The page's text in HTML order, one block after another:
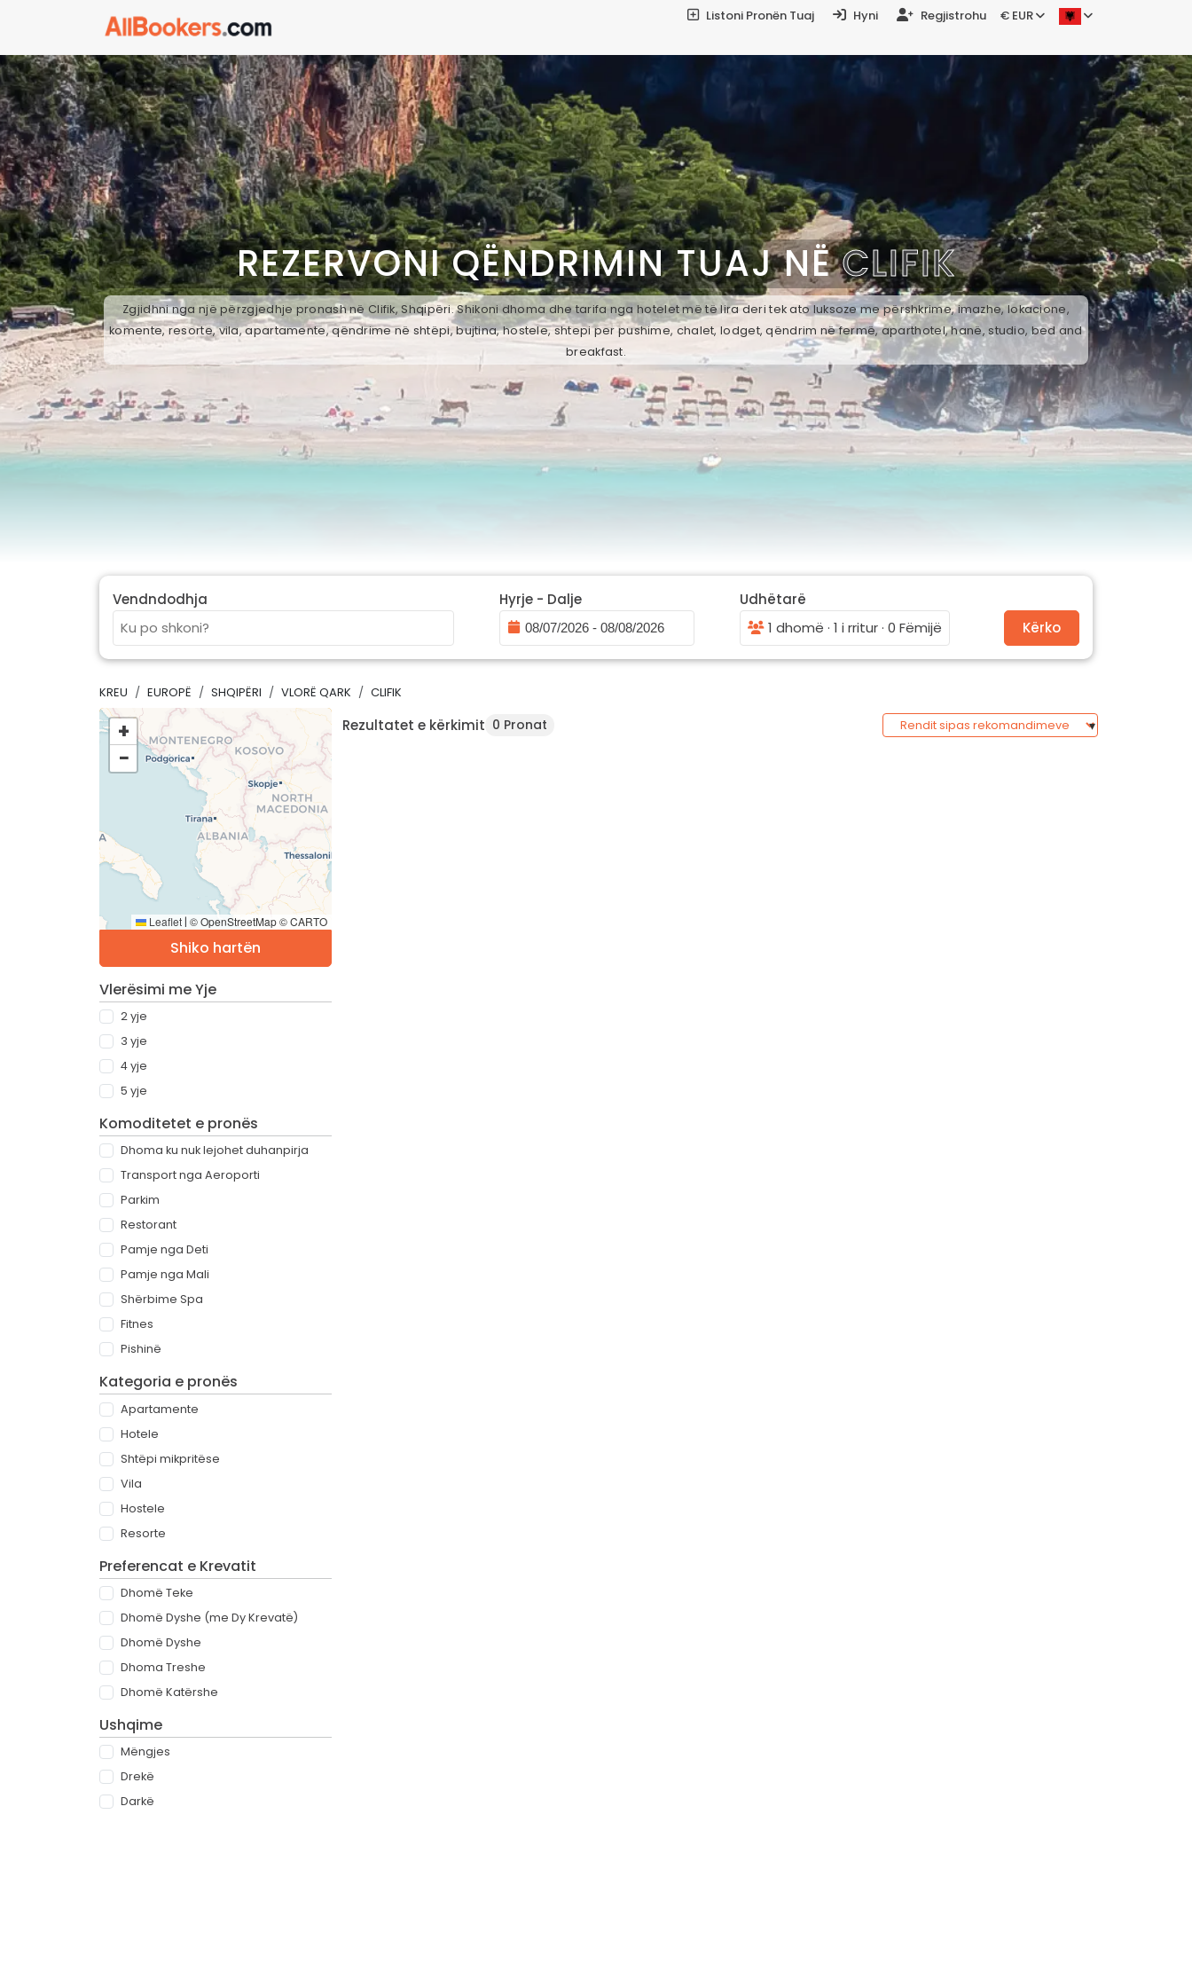
Listoni Pronën Tuaj Hyni Regjistrohu € EUR
REZERVONI QËNDRIMIN TUAJ NËCLIFIK
Zgjidhni nga një përzgjedhje pronash në Clifik, Shqipëri. Shikoni dhoma dhe tarifa nga hotelet më të lira deri tek ato luksoze me përshkrime, imazhe, lokacione,
komente, resorte, vila, apartamente, qëndrime në shtëpi, bujtina, hostele, shtepi per pushime, chalet, lodget, qëndrim në fermë, aparthotel, hanë, studio, bed and
breakfast.
Vendndodhja Hyrje - Dalje
Udhëtarë
1 dhomë · 1 i rritur · 0 Fëmijë
Kërko
KREU EUROPË SHQIPËRI VLORË QARK CLIFIK
+
−
Leaflet | © OpenStreetMap © CARTO
Shiko hartën
Vlerësimi me Yje
2 yje
3 yje
4 yje
5 yje
Komoditetet e pronës
Dhoma ku nuk lejohet duhanpirja
Transport nga Aeroporti
Parkim
Restorant
Pamje nga Deti
Pamje nga Mali
Shërbime Spa
Fitnes
Pishinë
Kategoria e pronës
Apartamente
Hotele
Shtëpi mikpritëse
Vila
Hostele
Resorte
Preferencat e Krevatit
Dhomë Teke
Dhomë Dyshe (me Dy Krevatë)
Dhomë Dyshe
Dhoma Treshe
Dhomë Katërshe
Ushqime
Mëngjes
Drekë
Darkë
Rezultatet e kërkimit 0 Pronat